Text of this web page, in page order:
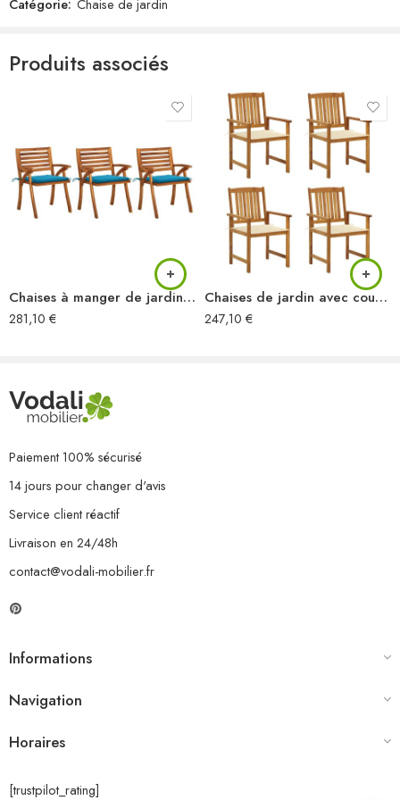
6 x coussin de siège
Catégorie: Chaise de jardin
Produits associés
Chaises à manger de jardin avec coussins lot de 3 Acacia massif
281,10 €
Chaises de jardin avec coussins lot de 4 Bois d’acacia massif
247,10 €
Paiement 100% sécurisé
14 jours pour changer d'avis
Service client réactif
Livraison en 24/48h
contact@vodali-mobilier.fr
Informations
Navigation
Horaires
[trustpilot_rating]